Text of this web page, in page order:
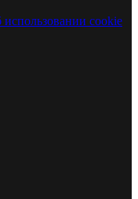
использовании cookie